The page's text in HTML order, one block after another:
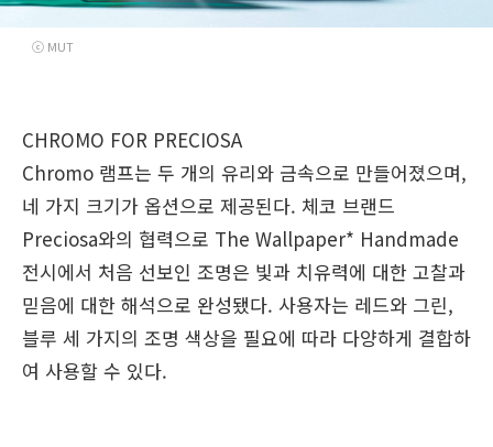
ⓒ MUT
CHROMO FOR PRECIOSA
Chromo 램프는 두 개의 유리와 금속으로 만들어졌으며,
네 가지 크기가 옵션으로 제공된다. 체코 브랜드
Preciosa와의 협력으로 The Wallpaper* Handmade
전시에서 처음 선보인 조명은 빛과 치유력에 대한 고찰과
믿음에 대한 해석으로 완성됐다. 사용자는 레드와 그린,
블루 세 가지의 조명 색상을 필요에 따라 다양하게 결합하
여 사용할 수 있다.